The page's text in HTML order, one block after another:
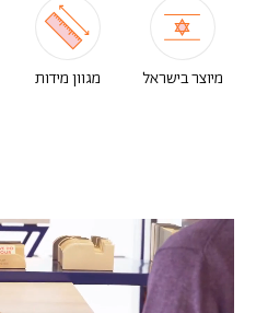
מיוצר בישראל מגוון מידות